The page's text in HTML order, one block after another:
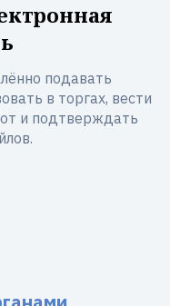
подавать
в торгах, вести
и подтверждать